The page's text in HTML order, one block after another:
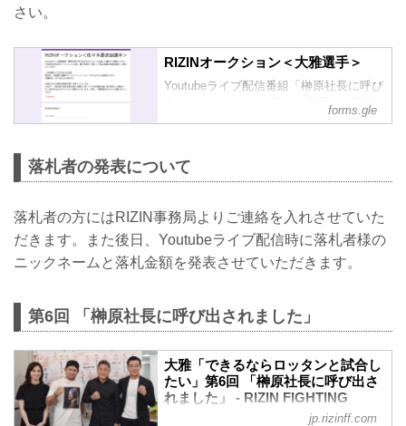
さい。
RIZINオークション＜大雅選手＞
Youtubeライブ配信番組「榊原社長に呼び
出されました」に出演した選手から提供
いただいた私物をRIZINがオークションに
＜大雅選手＞5月13日(水)出演
トショーツ(Krush.29 vs良輝 で着用)＆タ
オル
応募締切：5月16日(土)18時まで
※落札された商品の転売は固くお断りい
わり合いにつき合理的な疑い等が発生し
た場合には、...
forms.gle
落札者の発表について
落札者の方にはRIZIN事務局よりご連絡を入れさせていた
だきます。また後日、Youtubeライブ配信時に落札者様の
ニックネームと落札金額を発表させていただきます。
第6回 「榊原社長に呼び出されました」
大雅「できるならロッタンと試合し
たい」第6回 「榊原社長に呼び出さ
れました」 - RIZIN FIGHTING
FEDERATION オフィシャルサイト
jp.rizinff.com